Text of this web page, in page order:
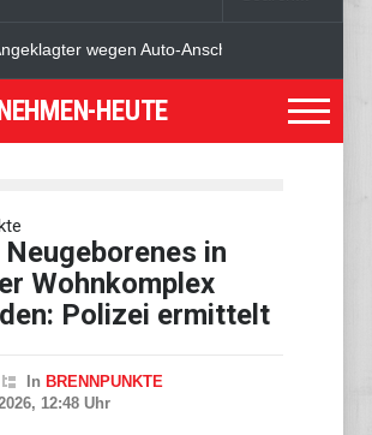
wegen Auto-Anschlag in München zu
HEUTE
in
Wohnkomplex
Polizei ermittelt
In BRENNPUNKTE
12:48 Uhr